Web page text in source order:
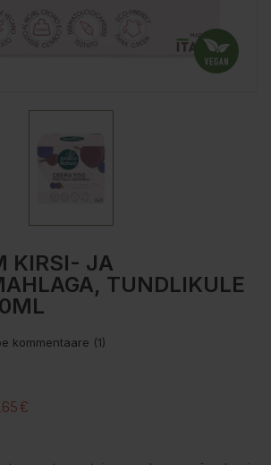
KIRSI- JA
TUNDLIKULE
kommentaare (1)
€